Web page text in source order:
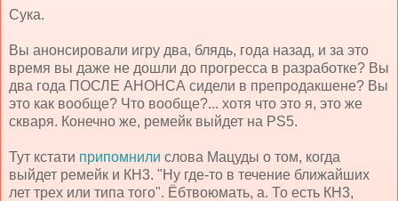
Сука.
Вы анонсировали игру два, блядь, года назад, и за это
время вы даже не дошли до прогресса в разработке? Вы
два года ПОСЛЕ АНОНСА сидели в препродакшене? Вы
это как вообще? Что вообще?... хотя что это я, это же
скваря. Конечно же, ремейк выйдет на PS5.
Тут кстати припомнили слова Мацуды о том, когда
выйдет ремейк и КН3. "Ну где-то в течение ближайших
лет трех или типа того". Ёбтвоюмать, а. То есть КН3,